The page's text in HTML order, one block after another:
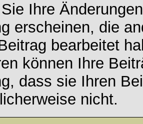
Ihre
erscheinen, die
bearbeitet
können Ihre
dass sie Ihren
nicht.